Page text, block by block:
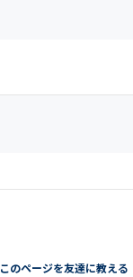
このページを友達に教える